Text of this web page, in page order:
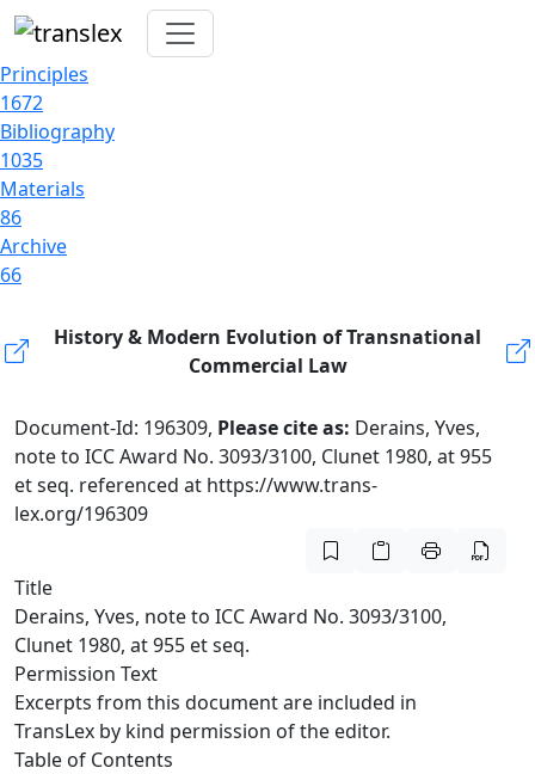
Principles
1672
Bibliography
1035
Materials
86
Archive
66
History & Modern Evolution of Transnational
Commercial Law
Document-Id: 196309, Please cite as: Derains, Yves,
note to ICC Award No. 3093/3100, Clunet 1980, at 955
et seq. referenced at https://www.trans-
lex.org/196309
Title
Derains, Yves, note to ICC Award No. 3093/3100,
Clunet 1980, at 955 et seq.
Permission Text
Excerpts from this document are included in
TransLex by kind permission of the editor.
Table of Contents